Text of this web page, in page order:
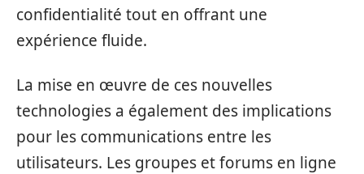
confidentialité tout en offrant une
expérience fluide.
La mise en œuvre de ces nouvelles
technologies a également des implications
pour les communications entre les
utilisateurs. Les groupes et forums en ligne